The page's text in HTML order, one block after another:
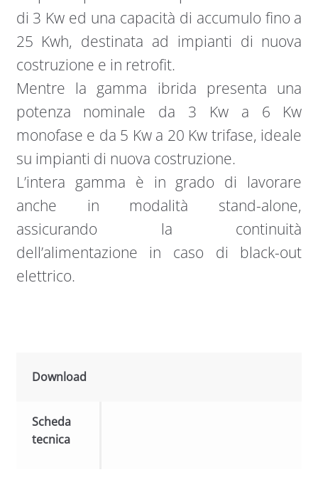
di 3 Kw ed una capacità di accumulo fino a
25 Kwh, destinata ad impianti di nuova
costruzione e in retrofit.
Mentre la gamma ibrida presenta una
potenza nominale da 3 Kw a 6 Kw
monofase e da 5 Kw a 20 Kw trifase, ideale
su impianti di nuova costruzione.
L’intera gamma è in grado di lavorare
anche in modalità stand-alone,
assicurando la continuità
dell’alimentazione in caso di black-out
elettrico.
Download
Scheda
tecnica